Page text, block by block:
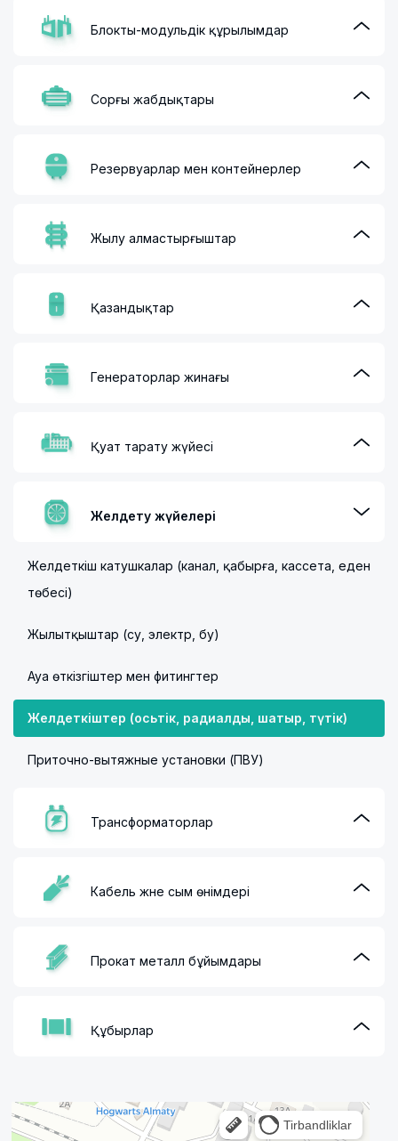
Блокты-модульдік құрылымдар
Сорғы жабдықтары
Резервуарлар мен контейнерлер
Жылу алмастырғыштар
Қазандықтар
Генераторлар жинағы
Қуат тарату жүйесі
Желдету жүйелері
Желдеткіш катушкалар (канал, қабырға, кассета, еден
төбесі)
Жылытқыштар (су, электр, бу)
Ауа өткізгіштер мен фитингтер
Желдеткіштер (осьтік, радиалды, шатыр, түтік)
Приточно-вытяжные установки (ПВУ)
Трансформаторлар
Кабель және сым өнімдері
Прокат металл бұйымдары
Құбырлар
Алматы
Улица Осипенко, 35А на карте Алматы — Яндекс Карты